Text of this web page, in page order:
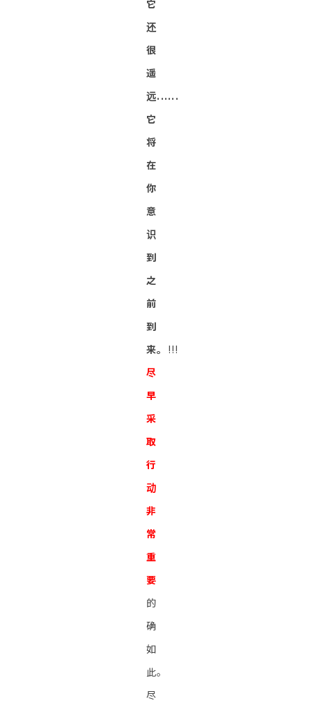
它
还
很
遥
远......
它
将
在
你
意
识
到
之
前
到
来。 !!!
尽
早
采
取
行
动
非
常
重
要
的
确
如
此。
尽